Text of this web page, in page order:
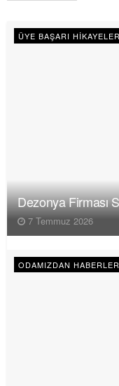
ÜYE BAŞARI
Dezonya Firması
7 Temmuz 2026
ODAMIZDAN HABERLER